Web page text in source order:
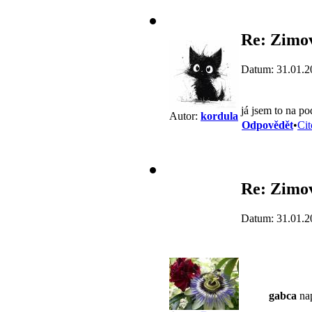
Autor: kordula
Re:
Datum:
já jsem to na
Odpovědět•
Re:
Datum:
gabca